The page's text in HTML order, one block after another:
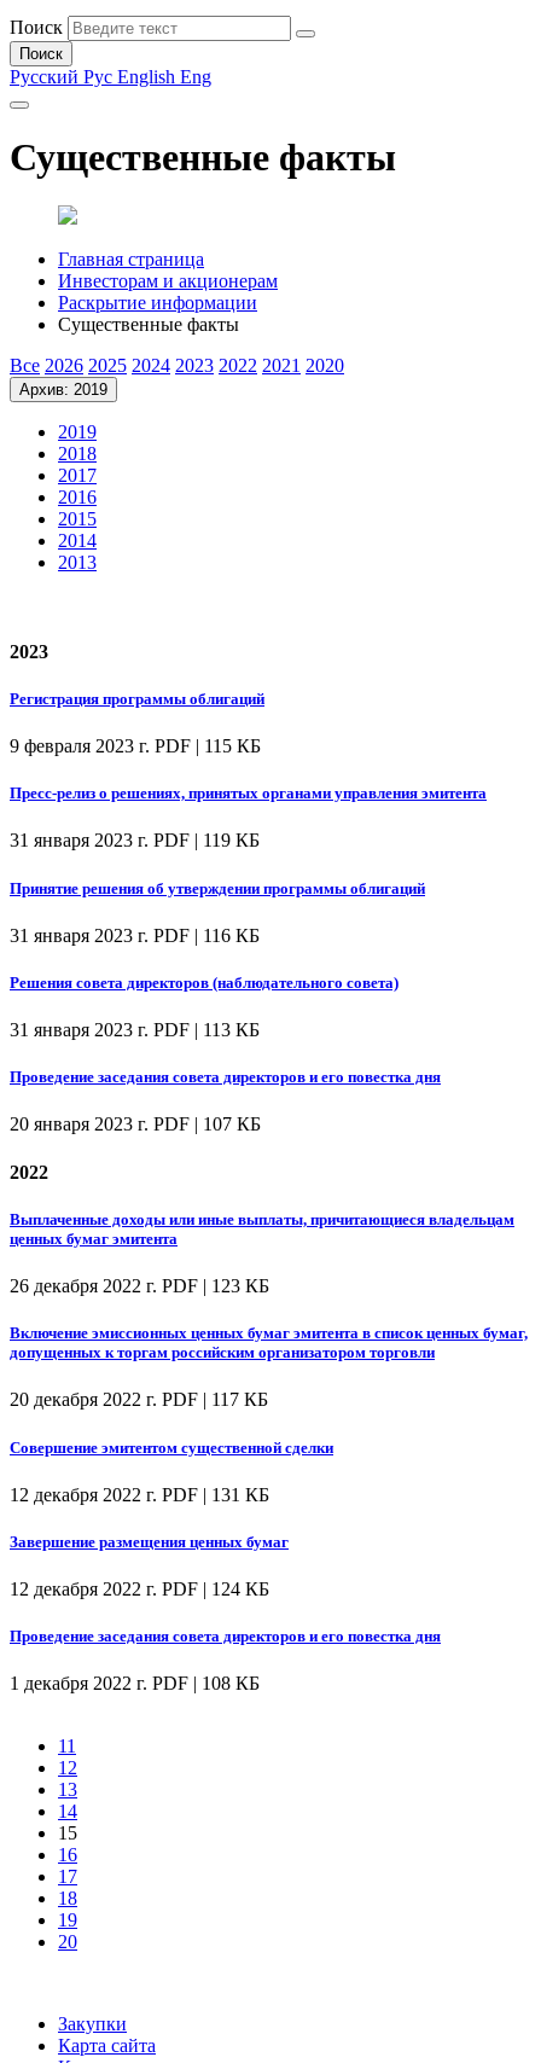
Поиск
Поиск
Русский Рус English Eng
Существенные факты
Главная страница
Инвесторам и акционерам
Раскрытие информации
Существенные факты
Все 2026 2025 2024 2023 2022 2021 2020
Архив: 2019
2019
2018
2017
2016
2015
2014
2013
2023
Регистрация программы облигаций
9 февраля 2023 г. PDF | 115 КБ
Пресс-релиз о решениях, принятых органами управления эмитента
31 января 2023 г. PDF | 119 КБ
Принятие решения об утверждении программы облигаций
31 января 2023 г. PDF | 116 КБ
Решения совета директоров (наблюдательного совета)
31 января 2023 г. PDF | 113 КБ
Проведение заседания совета директоров и его повестка дня
20 января 2023 г. PDF | 107 КБ
2022
Выплаченные доходы или иные выплаты, причитающиеся владельцам
ценных бумаг эмитента
26 декабря 2022 г. PDF | 123 КБ
Включение эмиссионных ценных бумаг эмитента в список ценных бумаг,
допущенных к торгам российским организатором торговли
20 декабря 2022 г. PDF | 117 КБ
Совершение эмитентом существенной сделки
12 декабря 2022 г. PDF | 131 КБ
Завершение размещения ценных бумаг
12 декабря 2022 г. PDF | 124 КБ
Проведение заседания совета директоров и его повестка дня
1 декабря 2022 г. PDF | 108 КБ
11
12
13
14
15
16
17
18
19
20
Закупки
Карта сайта